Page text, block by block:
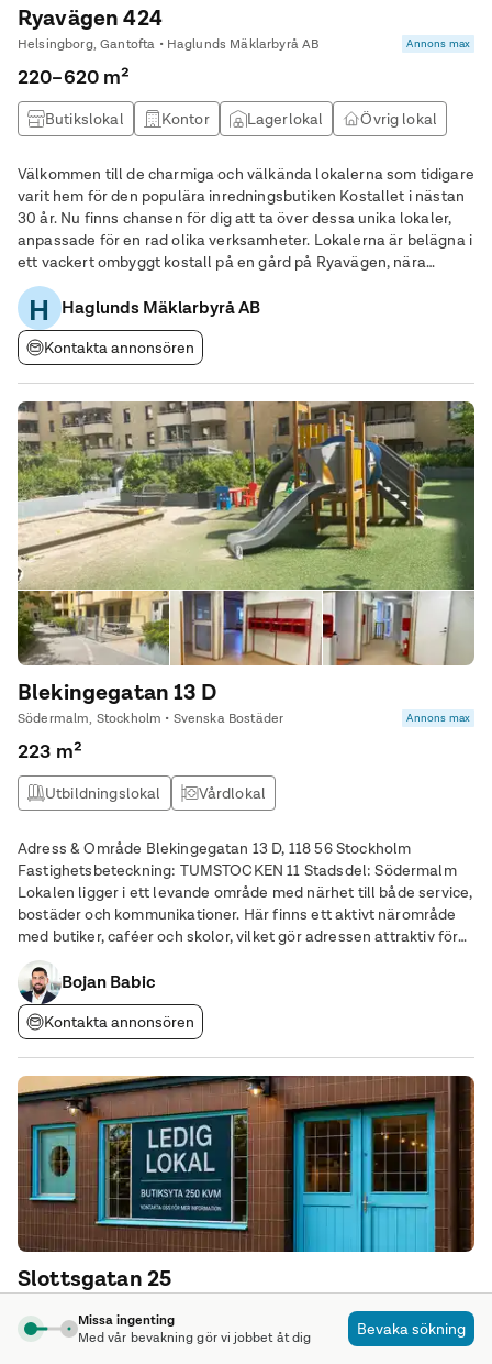
Ryavägen 424
Helsingborg, Gantofta • Haglunds Mäklarbyrå AB Annons max
220–620 m²
Butikslokal Kontor Lagerlokal Övrig lokal
Välkommen till de charmiga och välkända lokalerna som tidigare
varit hem för den populära inredningsbutiken Kostallet i nästan
30 år. Nu finns chansen för dig att ta över dessa unika lokaler,
anpassade för en rad olika verksamheter. Lokalerna är belägna i
ett vackert ombyggt kostall på en gård på Ryavägen, nära
Rydebäck, och erbjuder oändliga möjligheter för den rätta
verksamheten. Lokalerna:
H Haglunds Mäklarbyrå AB
Kontakta annonsören
Blekingegatan 13 D
Södermalm, Stockholm • Svenska Bostäder Annons max
223 m²
Utbildningslokal Vårdlokal
Adress & Område Blekingegatan 13 D, 118 56 Stockholm
Fastighetsbeteckning: TUMSTOCKEN 11 Stadsdel: Södermalm
Lokalen ligger i ett levande område med närhet till både service,
bostäder och kommunikationer. Här finns ett aktivt närområde
med butiker, caféer och skolor, vilket gör adressen attraktiv för
verksamheter som vill vara nära människor i vardagen.
Lokalinformation Typ: Förskola Yta: 223
Bojan Babic
Kontakta annonsören
Slottsgatan 25
247 m²
Missa ingenting
Med vår bevakning gör vi jobbet åt dig
Bevaka sökning